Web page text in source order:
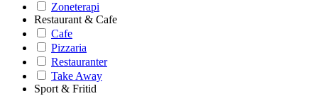
Zoneterapi
Restaurant & Cafe
Cafe
Pizzaria
Restauranter
Take Away
Sport & Fritid